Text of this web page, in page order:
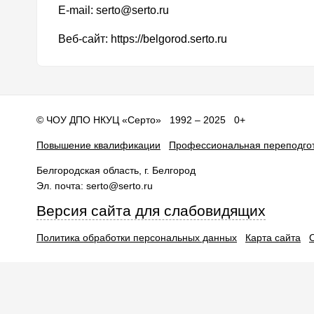
E-mail: serto@serto.ru
Веб-сайт: https://belgorod.serto.ru
© ЧОУ ДПО НКУЦ «Серто» 1992 – 2025 0+
Повышение квалификации Профессиональная
Белгородская область , г. Белгород
Эл. почта: serto@serto.ru
Версия сайта для слабовидящих
Политика обработки персональных данных Карта сайта